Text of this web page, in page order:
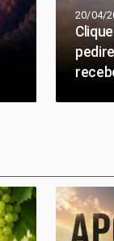
20/04/